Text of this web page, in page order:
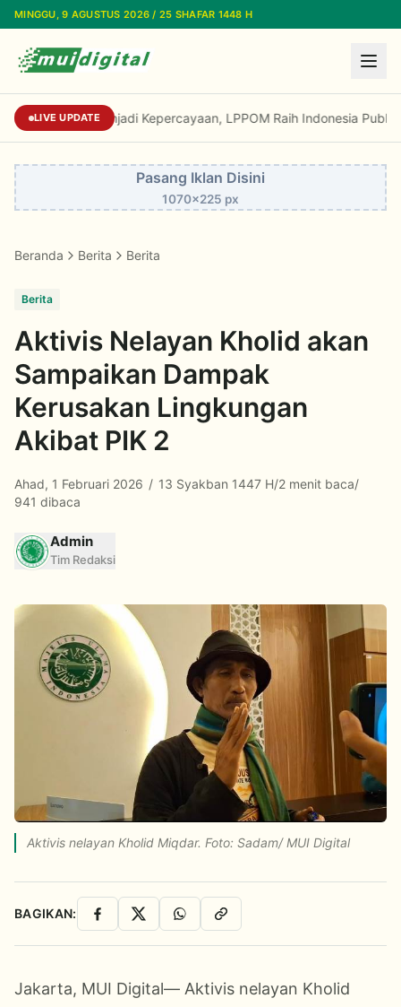
Lewati ke konten utama
MINGGU, 9 AGUSTUS 2026 / 25 SHAFAR 1448 H
LIVE UPDATE Dari Reputasi Menjadi Kepercayaan, LPPOM
Pasang Iklan Disini
1070x225 px
Beranda Berita Berita
Berita
Aktivis Nelayan Kholid akan
Sampaikan Dampak
Kerusakan Lingkungan
Akibat PIK 2
Ahad, 1 Februari 2026 / 13 Syakban 1447 H/2 menit baca/
941 dibaca
Admin
Tim Redaksi
Aktivis nelayan Kholid Miqdar. Foto: Sadam/ MUI Digital
BAGIKAN: Facebook
X WhatsAppSalin Link
Jakarta, MUI Digital— Aktivis nelayan Kholid